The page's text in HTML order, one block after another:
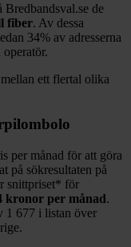
Bredbandsval.se de
fiber. Av dessa
34% av adresserna
ett flertal olika
per månad för att göra
på sökresultaten på
snittpriset* för
kronor per månad.
1 677 i listan över